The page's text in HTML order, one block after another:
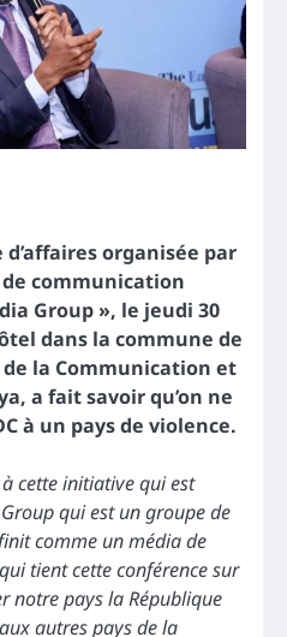
d’affaires organisée par
communication
Group », le jeudi 30
dans la commune de
la Communication et
a fait savoir qu’on ne
à un pays de violence.
cette initiative qui est
qui est un groupe de
comme un média de
tient cette conférence sur
notre pays la République
autres pays de la